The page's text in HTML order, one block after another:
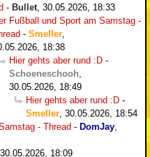
- Bullet 30.05.2026, 18:33
Fußball und Sport am Samstag -
- Smeller
18:38
Hier gehts aber rund :D -
Schoeneschooh
30.05.2026, 18:49
Hier gehts aber rund :D -
Smeller 30.05.2026, 18:54
- Thread - DomJay
30.05.2026, 18:09